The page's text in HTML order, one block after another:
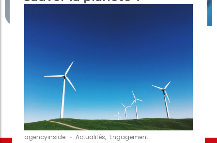
agencyinside - Actualités, Engagement